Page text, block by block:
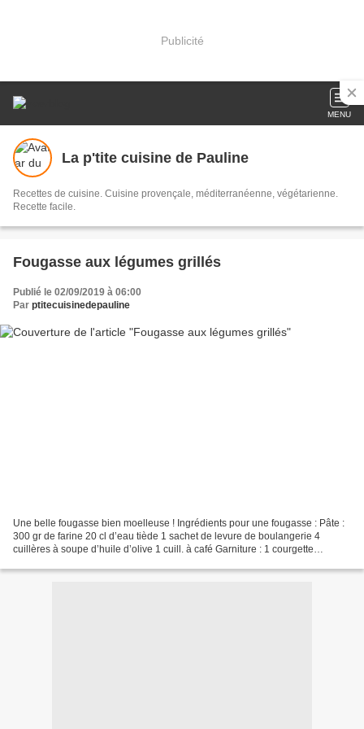
Publicité
MENU
La p'tite cuisine de Pauline
Recettes de cuisine. Cuisine provençale, méditerranéenne, végétarienne.
Recette facile.
Fougasse aux légumes grillés
Publié le 02/09/2019 à 06:00
Par ptitecuisinedepauline
Une belle fougasse bien moelleuse ! Ingrédients pour une fougasse : Pâte :
300 gr de farine 20 cl d’eau tiède 1 sachet de levure de boulangerie 4
cuillères à soupe d’huile d’olive 1 cuill. à café Garniture : 1 courgette